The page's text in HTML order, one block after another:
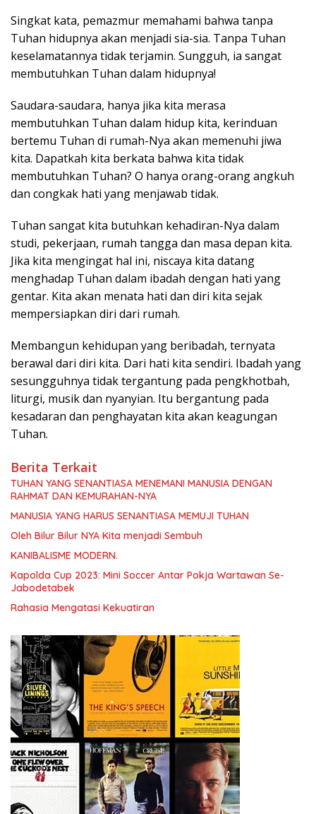
Singkat kata, pemazmur memahami bahwa tanpa
Tuhan hidupnya akan menjadi sia-sia. Tanpa Tuhan
keselamatannya tidak terjamin. Sungguh, ia sangat
membutuhkan Tuhan dalam hidupnya!
Saudara-saudara, hanya jika kita merasa
membutuhkan Tuhan dalam hidup kita, kerinduan
bertemu Tuhan di rumah-Nya akan memenuhi jiwa
kita. Dapatkah kita berkata bahwa kita tidak
membutuhkan Tuhan? O hanya orang-orang angkuh
dan congkak hati yang menjawab tidak.
Tuhan sangat kita butuhkan kehadiran-Nya dalam
studi, pekerjaan, rumah tangga dan masa depan kita.
Jika kita mengingat hal ini, niscaya kita datang
menghadap Tuhan dalam ibadah dengan hati yang
gentar. Kita akan menata hati dan diri kita sejak
mempersiapkan diri dari rumah.
Membangun kehidupan yang beribadah, ternyata
berawal dari diri kita. Dari hati kita sendiri. Ibadah yang
sesungguhnya tidak tergantung pada pengkhotbah,
liturgi, musik dan nyanyian. Itu bergantung pada
kesadaran dan penghayatan kita akan keagungan
Tuhan.
Berita Terkait
TUHAN YANG SENANTIASA MENEMANI MANUSIA DENGAN
RAHMAT DAN KEMURAHAN-NYA
MANUSIA YANG HARUS SENANTIASA MEMUJI TUHAN
Oleh Bilur Bilur NYA Kita menjadi Sembuh
KANIBALISME MODERN.
Kapolda Cup 2023: Mini Soccer Antar Pokja Wartawan Se-
Jabodetabek
Rahasia Mengatasi Kekuatiran